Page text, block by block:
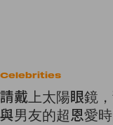
Celebrities
請戴上太陽眼鏡
與男友的超恩愛時